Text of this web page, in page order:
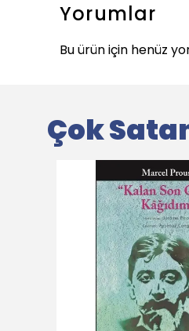
Yorumlar
Bu ürün için henüz
Çok